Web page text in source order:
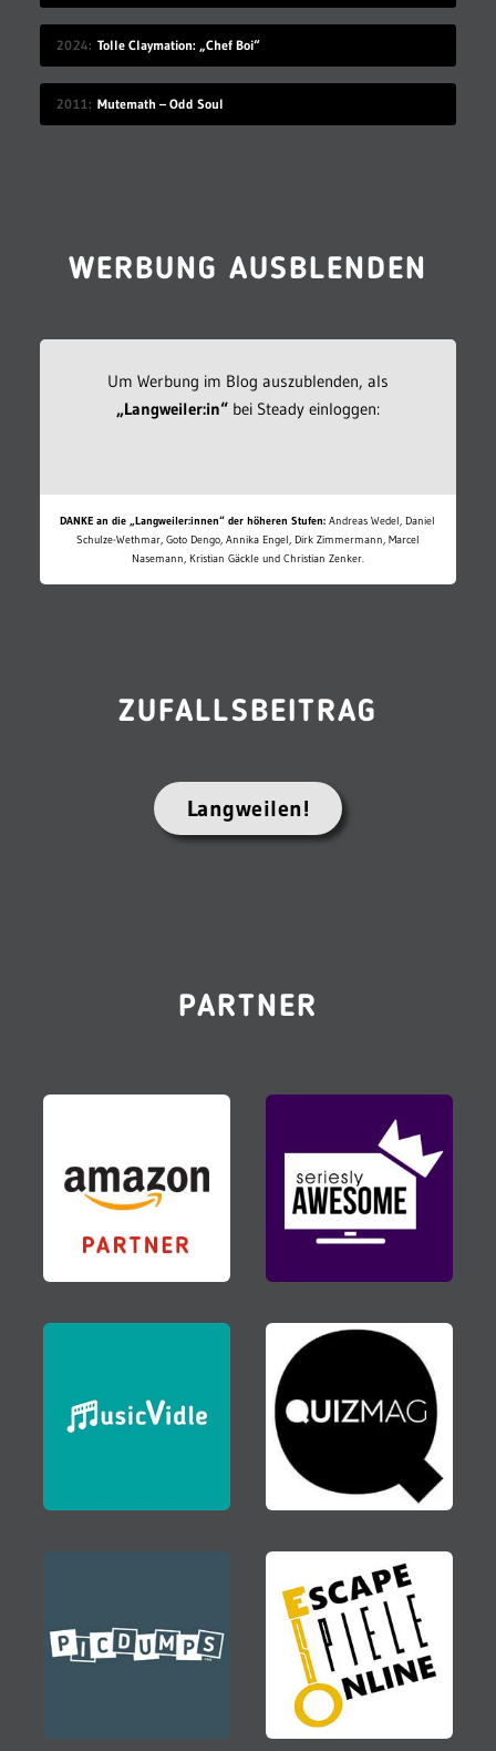
2024 Tolle Claymation: „Chef Boi“
2011 Mutemath – Odd Soul
WERBUNG AUSBLENDEN
Um Werbung im Blog auszublenden, als
„Langweiler:in“bei Steady einloggen:
DANKE an die „Langweiler:innen“ der höheren Stufen: Andreas Wedel, Daniel
Schulze-Wethmar, Goto Dengo, Annika Engel, Dirk Zimmermann, Marcel
Nasemann, Kristian Gäckle und Christian Zenker.
ZUFALLSBEITRAG
Langweilen!
PARTNER